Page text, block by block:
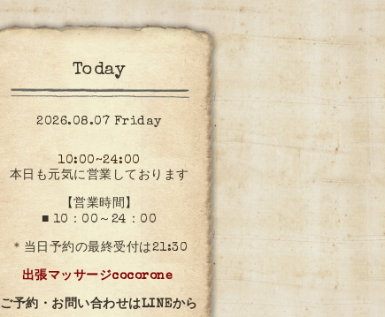
Today
2026.08.07 Friday
10:00~24:00
本日も元気に営業しております
【営業時間】
■ 10：00～24：00
＊当日予約の最終受付は21:30
出張マッサージcocorone
ご予約・お問い合わせはLINEから